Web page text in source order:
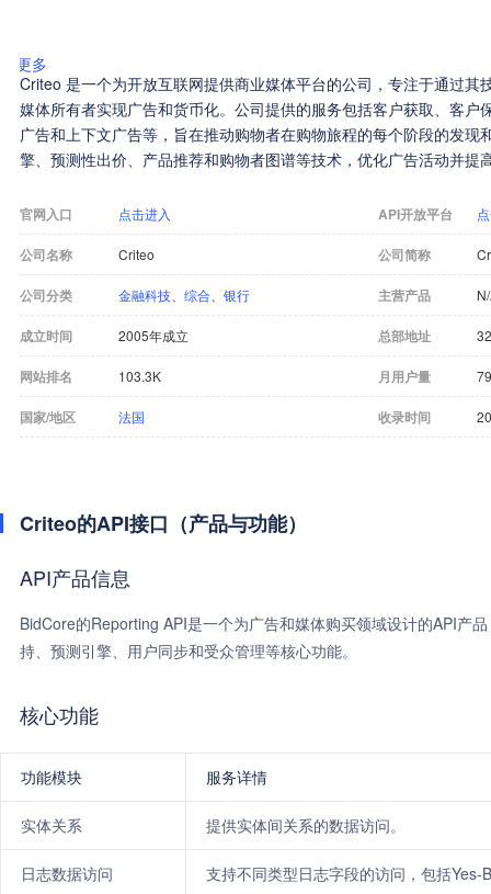
更多
Criteo 是一个为开放互联网提供商业媒体平台的公司，专注于通过其
媒体所有者实现广告和货币化。公司提供的服务包括客户获取、客户
广告和上下文广告等，旨在推动购物者在购物旅程的每个阶段的发现
擎、预测性出价、产品推荐和购物者图谱等技术，优化广告活动并提
官网入口 点击进入 API开放平台
公司名称 Criteo 公司简称
公司分类 金融科技 综合 银行 主营产品
成立时间 2005年成立 总部地址
网站排名 103.3K 月用户量
国家/地区 法国 收录时间
Criteo的API接口（产品与功能）
API产品信息
BidCore的Reporting API是一个为广告和媒体购买领域设计的API产
持、预测引擎、用户同步和受众管理等核心功能。
核心功能
功能模块 服务详情
实体关系 提供实体间关系的数据访问。
日志数据访问 支持不同类型日志字段的访问，包括